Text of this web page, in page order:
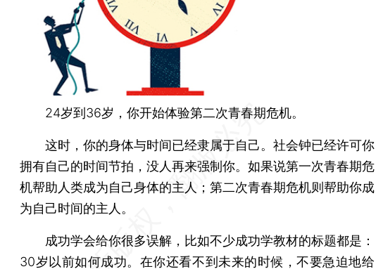
24岁到36岁，你开始体验第二次青春期危机。
这时，你的身体与时间已经隶属于自己。社会钟已经许可你
拥有自己的时间节拍，没人再来强制你。如果说第一次青春期危
机帮助人类成为自己身体的主人；第二次青春期危机则帮助你成
为自己时间的主人。
成功学会给你很多误解，比如不少成功学教材的标题都是：
30岁以前如何成功。在你还看不到未来的时候，不要急迫地给